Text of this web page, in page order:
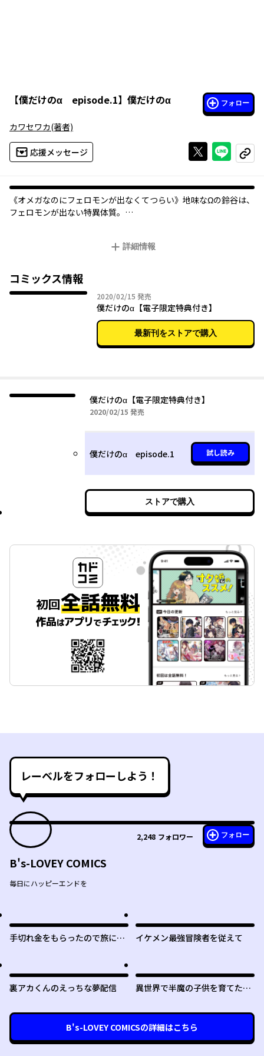
【僕だけのα episode.1】 僕だけのα フォロー
カワセワカ(著者)
応援メッセージ Xで投稿する
ライン
コピー
《オメガなのにフェロモンが出なくてつらい――》地味なΩの鈴谷は、
フェロモンが出ない特異体質。
クの差に尻込みし、なかなか承諾できない。
ンに反応するようになり――!?
詳細情報
コミックス情報
2020/02/15 2020年02月15日
発売
僕だけのα【電子限定特典付き】
最新刊をストアで購入
僕だけのα【電子限定特典付き】
2020/02/15 2020年02月15日
発売
僕だけのα episode.1 試し読み
ストアで購入
レーベルをフォローしよう！
2,248 フォロワー フォロー
B's-LOVEY COMICS
毎日にハッピーエンドを
手切れ金をもらったので旅に出
イケメン最強冒険者を従えて
裏アカくんのえっちな夢配信
異世界で半魔の子供を育てたら
B's-LOVEY COMICSの詳細はこちら